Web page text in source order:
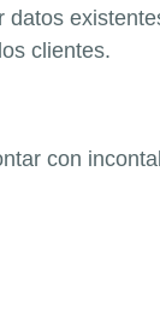
clientes.
con